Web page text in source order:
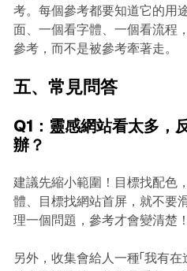
考。每個參考都要知道它的用
面、一個看字體、一個看流程
參考，而不是被參考牽著走。
五、常見問答
Q1：靈感網站看太多，
辦？
建議先縮小範圍！目標找配色
體、目標找網站首屏，就不要
理一個問題，參考才會變清楚！
另外，收集會給人一種「我有在